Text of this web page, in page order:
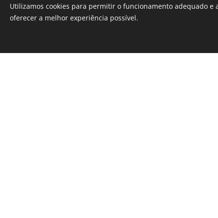
Utilizamos cookies para permitir o funcionamento adequado e
oferecer a melhor experiência possível.